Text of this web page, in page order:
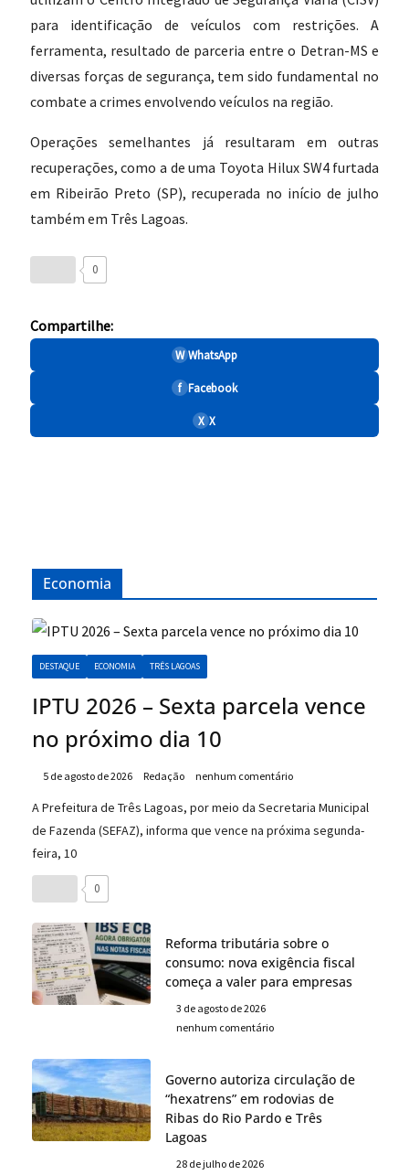
para identificação de veículos com restrições. A
ferramenta, resultado de parceria entre o Detran-MS e
diversas forças de segurança, tem sido fundamental no
combate a crimes envolvendo veículos na região.
Operações semelhantes já resultaram em outras
recuperações, como a de uma Toyota Hilux SW4 furtada
em Ribeirão Preto (SP), recuperada no início de julho
também em Três Lagoas.
0
Compartilhe:
W WhatsApp
f Facebook
X X
Economia
DESTAQUE ECONOMIA TRÊS LAGOAS
IPTU 2026 – Sexta parcela vence
no próximo dia 10
5 de agosto de 2026 Redação nenhum comentário
A Prefeitura de Três Lagoas, por meio da Secretaria Municipal
de Fazenda (SEFAZ), informa que vence na próxima segunda-
feira, 10
0
Reforma tributária sobre o
consumo: nova exigência fiscal
começa a valer para empresas
3 de agosto de 2026
nenhum comentário
Governo autoriza circulação de
“hexatrens” em rodovias de
Ribas do Rio Pardo e Três
Lagoas
28 de julho de 2026